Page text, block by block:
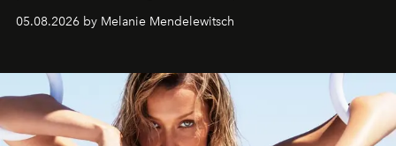
de vivre Romain dans toute son élégance intemporelle.
05.08.2026 by Melanie Mendelewitsch